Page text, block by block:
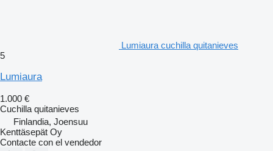
Lumiaura cuchilla quitanieves
5
Lumiaura
1.000 €
Cuchilla quitanieves
Finlandia, Joensuu
Kenttäsepät Oy
Contacte con el vendedor